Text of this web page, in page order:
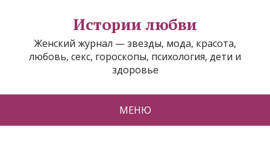
Истории любви
Женский журнал — звезды, мода, красота,
любовь, секс, гороскопы, психология, дети и
здоровье
МЕНЮ